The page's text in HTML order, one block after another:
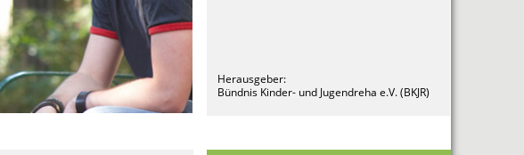
Herausgeber:
Bündnis Kinder- und Jugendreha e.V. (BKJR)